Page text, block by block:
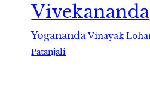
Vivekananda
Yogananda Vinayak
Patanjali